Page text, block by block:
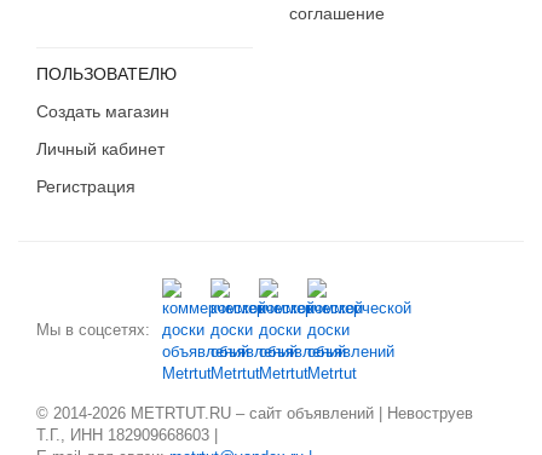
соглашение
ПОЛЬЗОВАТЕЛЮ
Создать магазин
Личный кабинет
Регистрация
Мы в соцсетях:
© 2014-2026 METRTUT.RU – сайт объявлений | Невоструев
Т.Г., ИНН 182909668603 |